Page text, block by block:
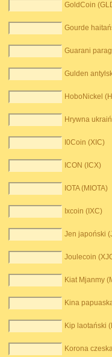
GoldCoin
Gourde
Guarani
Gulden
HoboNickel
Hrywna
I0Coin (XIC)
ICON (ICX)
IOTA (MIOTA)
Ixcoin (IXC)
Jen japoński
Joulecoin
Kiat Mjanmy
Kina
Kip laotański
Korona